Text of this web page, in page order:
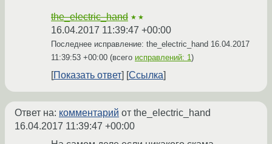
the_electric_hand ★★
16.04.2017 11:39:47 +00:00
Последнее исправление: the_electric_hand 16.04.2017
11:39:53 +00:00 (всего исправлений: 1)
Показать ответ Ссылка
Ответ на: комментарий от the_electric_hand
16.04.2017 11:39:47 +00:00